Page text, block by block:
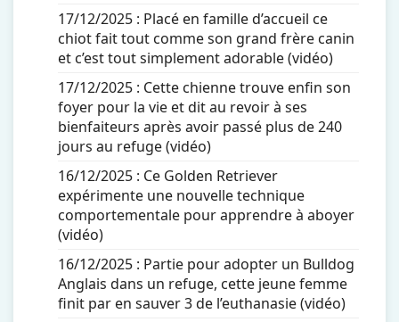
17/12/2025 : Placé en famille d’accueil ce
chiot fait tout comme son grand frère canin
et c’est tout simplement adorable (vidéo)
17/12/2025 : Cette chienne trouve enfin son
foyer pour la vie et dit au revoir à ses
bienfaiteurs après avoir passé plus de 240
jours au refuge (vidéo)
16/12/2025 : Ce Golden Retriever
expérimente une nouvelle technique
comportementale pour apprendre à aboyer
(vidéo)
16/12/2025 : Partie pour adopter un Bulldog
Anglais dans un refuge, cette jeune femme
finit par en sauver 3 de l’euthanasie (vidéo)